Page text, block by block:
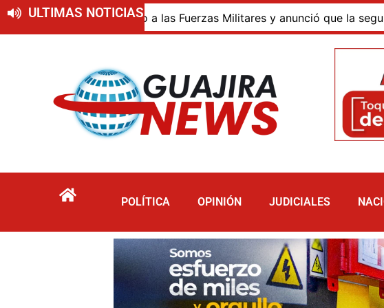
ULTIMAS NOTICIAS
de respaldo a las Fuerzas Militares y anunció que la seguridad
POLÍTICA OPINIÓN JUDICIALES